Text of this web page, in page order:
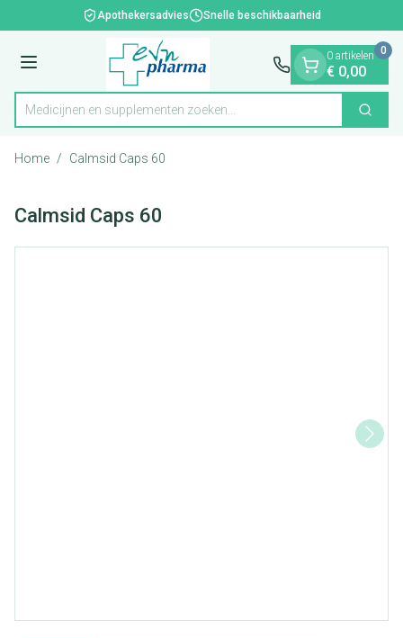
Ga naar de inhoudApothekersadvies Snelle beschikbaarheid
Menu
Product, merk, categorie...
Medicijnen en supplementen zoeken... Zoek
0 artikelen
€ 0,00
0
Home / Calmsid Caps 60
Calmsid Caps 60